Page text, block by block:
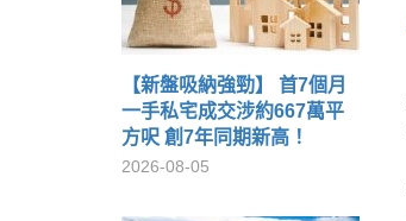
【新盤吸納強勁】 首7個月
一手私宅成交涉約667萬平
方呎 創7年同期新高！
2026-08-05